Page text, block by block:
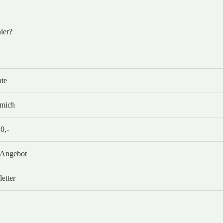
als Vital Mentorin — über Körpersignale, die du endlich
Motivationssprüche.